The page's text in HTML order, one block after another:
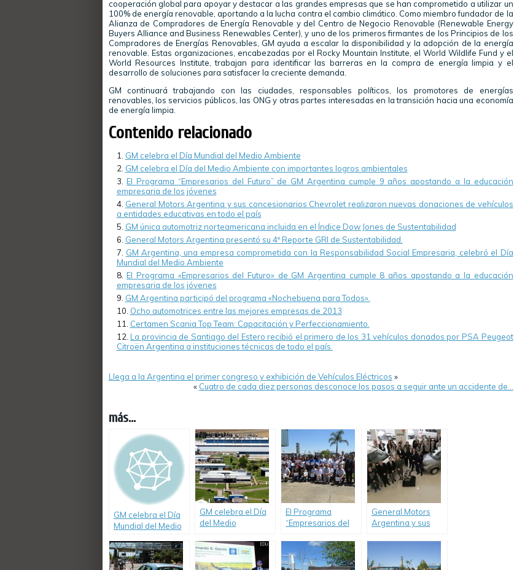
cooperación global para apoyar y destacar a las grandes empresas que se han comprometido a utilizar un
100% de energía renovable, aportando a la lucha contra el cambio climático. Como miembro fundador de la
Alianza de Compradores de Energía Renovable y del Centro de Negocio Renovable (Renewable Energy
Buyers Alliance and Business Renewables Center), y uno de los primeros firmantes de los Principios de los
Compradores de Energías Renovables, GM ayuda a escalar la disponibilidad y la adopción de la energía
renovable. Estas organizaciones, encabezadas por el Rocky Mountain Institute, el World Wildlife Fund y el
World Resources Institute, trabajan para identificar las barreras en la compra de energía limpia y el
desarrollo de soluciones para satisfacer la creciente demanda.
GM continuará trabajando con las ciudades, responsables políticos, los promotores de energías
renovables, los servicios públicos, las ONG y otras partes interesadas en la transición hacia una economía
de energía limpia.
Contenido relacionado
GM celebra el Día Mundial del Medio Ambiente
GM celebra el Día del Medio Ambiente con importantes logros ambientales
El Programa “Empresarios del Futuro” de GM Argentina cumple 9 años apostando a la educación
empresaria de los jóvenes
General Motors Argentina y sus concesionarios Chevrolet realizaron nuevas donaciones de vehículos
a entidades educativas en todo el país
GM única automotriz norteamericana incluida en el Índice Dow Jones de Sustentabilidad
General Motors Argentina presentó su 4º Reporte GRI de Sustentabilidad.
GM Argentina, una empresa comprometida con la Responsabilidad Social Empresaria, celebró el Día
Mundial del Medio Ambiente
El Programa «Empresarios del Futuro» de GM Argentina cumple 8 años apostando a la educación
empresaria de los jóvenes
GM Argentina participó del programa «Nochebuena para Todos».
Ocho automotrices entre las mejores empresas de 2013
Certamen Scania Top Team: Capacitación y Perfeccionamiento.
La provincia de Santiago del Estero recibió el primero de los 31 vehículos donados por PSA Peugeot
Citroën Argentina a instituciones técnicas de todo el país.
Llega a la Argentina el primer congreso y exhibición de Vehículos Eléctricos »
« Cuatro de cada diez personas desconoce los pasos a seguir ante un accidente de…
más...
GM celebra el Día
Mundial del Medio
GM celebra el Día
del Medio
importantes logros
ambientales
El Programa
“Empresarios del
Argentina cumple 9
años apostando a
la educación
General Motors
Argentina y sus
realizaron nuevas
donaciones de